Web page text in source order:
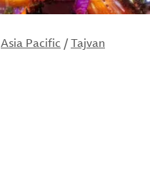
Asia Pacific /Tajvan